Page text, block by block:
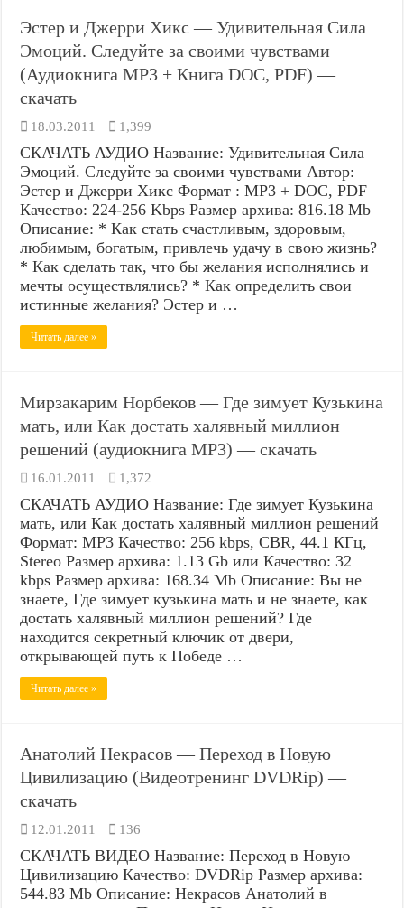
Эстер и Джерри Хикс — Удивительная Сила
Эмоций. Следуйте за своими чувствами
(Аудиокнига MP3 + Книга DOC, PDF) —
скачать
18.03.2011 1,399
СКАЧАТЬ АУДИО Название: Удивительная Сила
Эмоций. Следуйте за своими чувствами Автор:
Эстер и Джерри Хикс Формат : MP3 + DOC, PDF
Качество: 224-256 Kbps Размер архива: 816.18 Mb
Описание: * Как стать счастливым, здоровым,
любимым, богатым, привлечь удачу в свою жизнь?
* Как сделать так, что бы желания исполнялись и
мечты осуществлялись? * Как определить свои
истинные желания? Эстер и …
Читать далее »
Мирзакарим Норбеков — Где зимует Кузькина
мать, или Как достать халявный миллион
решений (аудиокнига MP3) — скачать
16.01.2011 1,372
СКАЧАТЬ АУДИО Название: Где зимует Кузькина
мать, или Как достать халявный миллион решений
Формат: MP3 Качество: 256 kbps, CBR, 44.1 КГц,
Stereo Размер архива: 1.13 Gb или Качество: 32
kbps Размер архива: 168.34 Mb Описание: Вы не
знаете, Где зимует кузькина мать и не знаете, как
достать халявный миллион решений? Где
находится секретный ключик от двери,
открывающей путь к Победе …
Читать далее »
Анатолий Некрасов — Переход в Новую
Цивилизацию (Видеотренинг DVDRip) —
скачать
12.01.2011 136
СКАЧАТЬ ВИДЕО Название: Переход в Новую
Цивилизацию Качество: DVDRip Размер архива:
544.83 Mb Описание: Некрасов Анатолий в